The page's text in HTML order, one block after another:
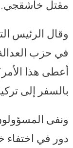
مقتل خاشقجي.
وقال الرئيس
في حزب
أعطى هذا
بالسفر إلى
ونفى
دور في اختفاء